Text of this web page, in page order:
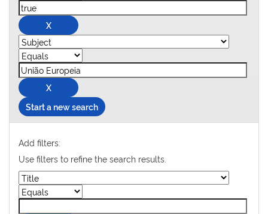
Start a new search
Add filters:
Use filters to refine the search results.